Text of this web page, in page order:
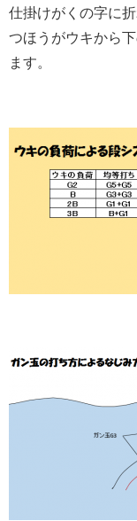
仕掛けがくの字に
つほうがウキから
ます。